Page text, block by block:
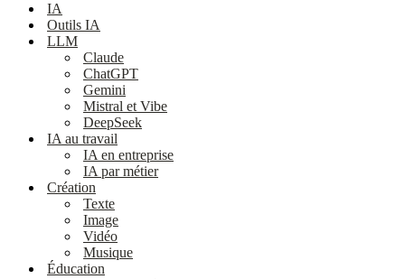
navigation
IA
Outils IA
LLM
Claude
ChatGPT
Gemini
Mistral et Vibe
DeepSeek
IA au travail
IA en entreprise
IA par métier
Création
Texte
Image
Vidéo
Musique
Éducation